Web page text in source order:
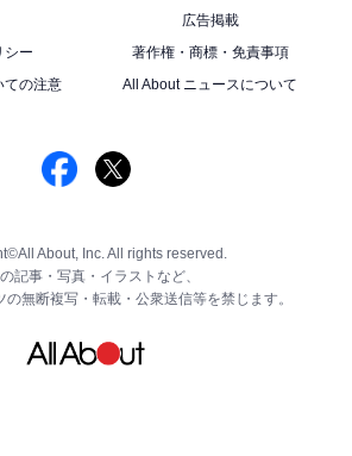
広告掲載
シー
著作権・商標・免責事項
ての注意
All About ニュースについて
About, Inc. All rights reserved.
記事・写真・イラストなど、
無断複写・転載・公衆送信等を禁じます。